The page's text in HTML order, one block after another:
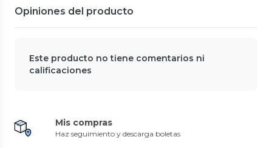
Opiniones del producto
Este producto no tiene comentarios ni
calificaciones
Mis compras
Haz seguimiento y descarga boletas